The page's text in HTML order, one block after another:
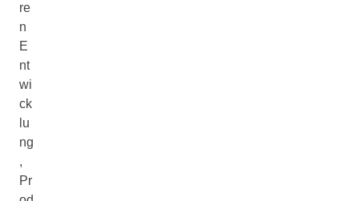
re
n
E
nt
wi
ck
lu
ng
,
Pr